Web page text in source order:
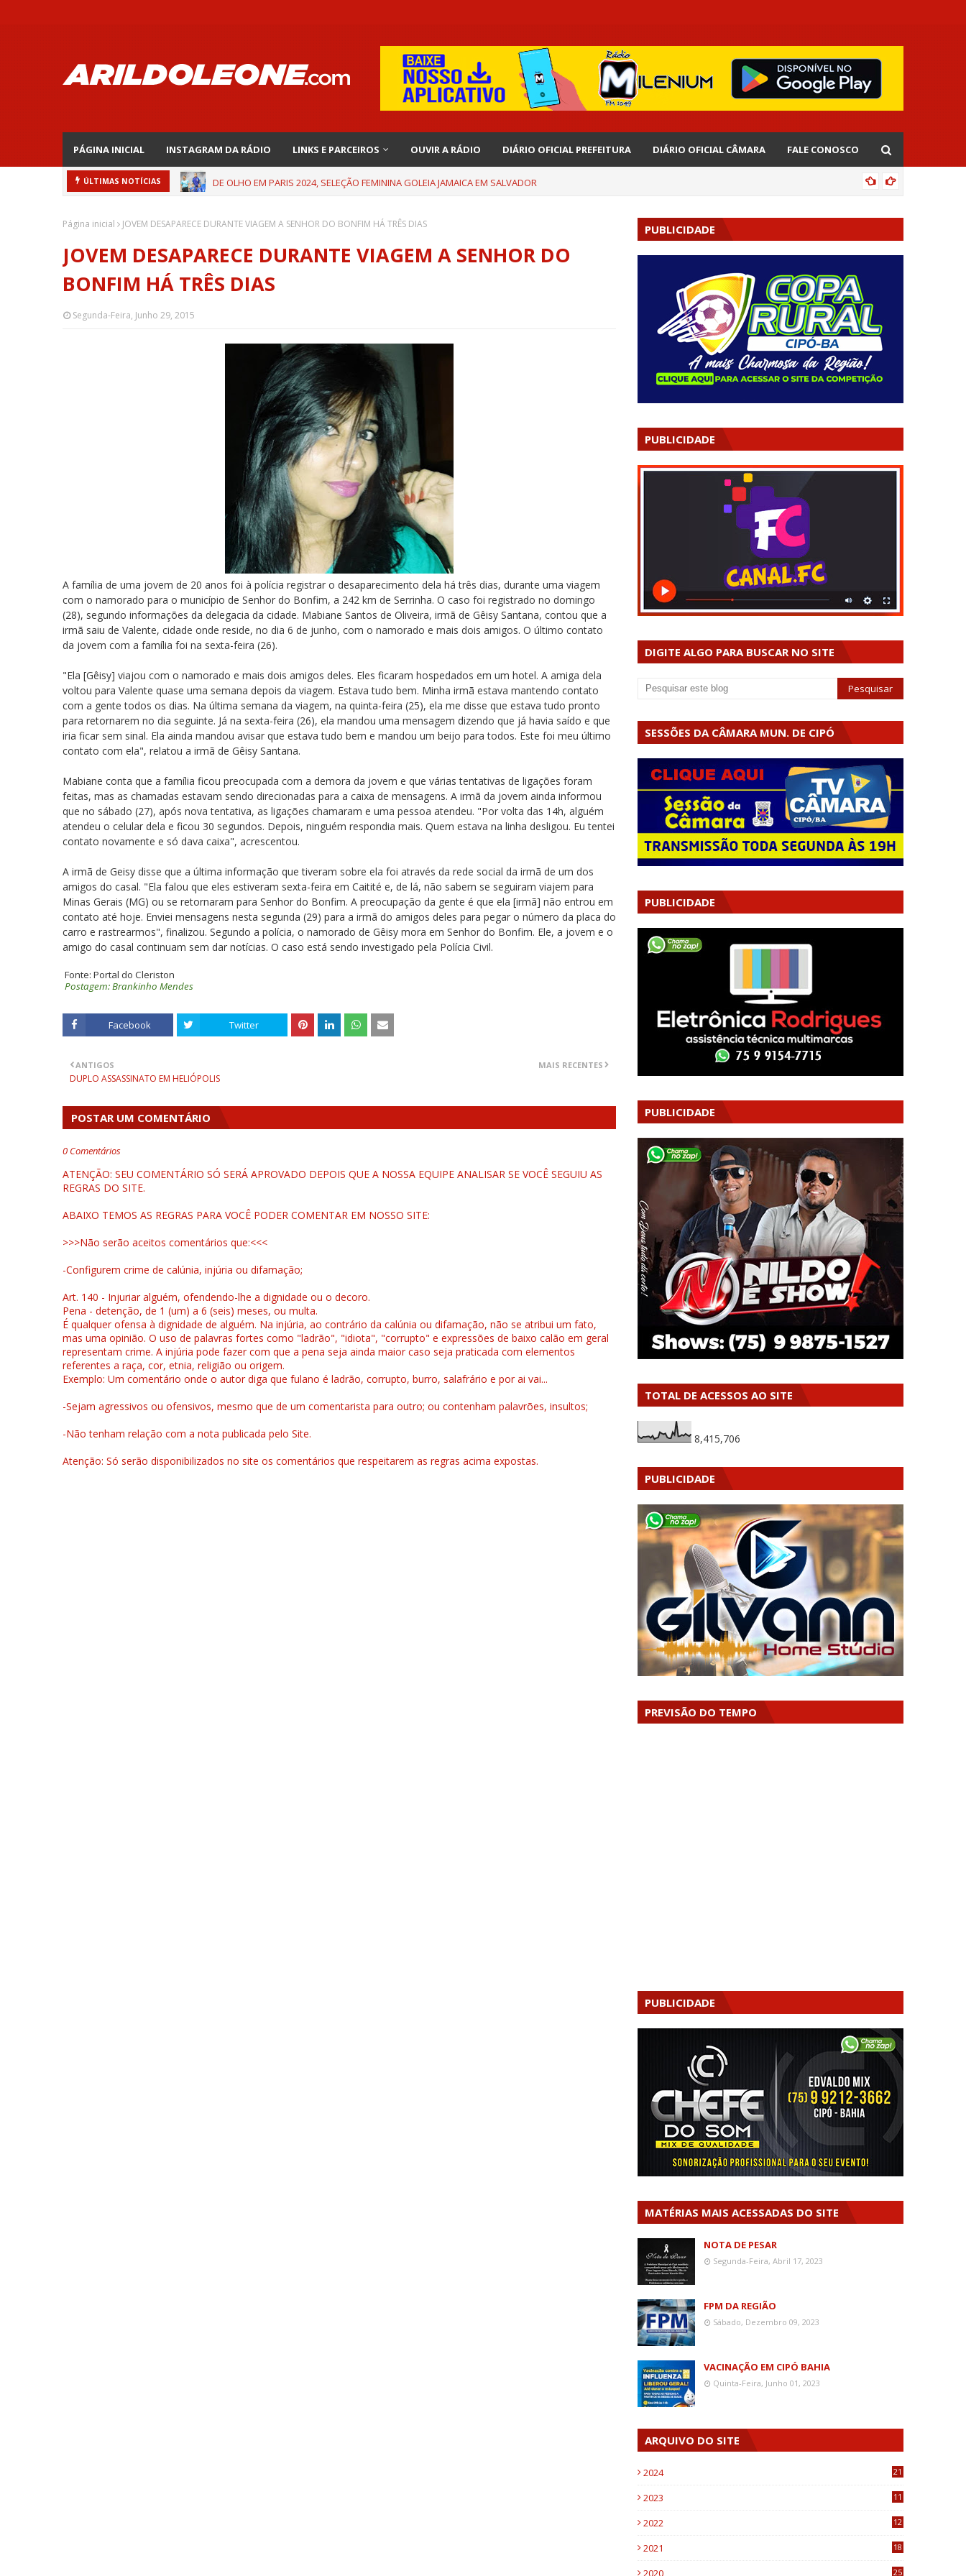
PÁGINA INICIAL INSTAGRAM DA RÁDIO LINKS E PARCEIROS OUVIR A RÁDIO DIÁRIO OFICIAL PREFEITURA DIÁRIO OFICIAL CÂMARA FALE CONOSCO
ÚLTIMAS NOTÍCIAS DE OLHO EM PARIS 2024, SELEÇÃO FEMININA GOLEIA JAMAICA EM SALVADOR
Página inicial JOVEM DESAPARECE DURANTE VIAGEM A SENHOR DO BONFIM HÁ TRÊS DIAS
JOVEM DESAPARECE DURANTE VIAGEM A SENHOR DO
BONFIM HÁ TRÊS DIAS
Segunda-Feira, Junho 29, 2015
A família de uma jovem de 20 anos foi à polícia registrar o desaparecimento dela há três dias, durante uma viagem
com o namorado para o município de Senhor do Bonfim, a 242 km de Serrinha. O caso foi registrado no domingo
(28), segundo informações da delegacia da cidade. Mabiane Santos de Oliveira, irmã de Gêisy Santana, contou que a
irmã saiu de Valente, cidade onde reside, no dia 6 de junho, com o namorado e mais dois amigos. O último contato
da jovem com a família foi na sexta-feira (26).
"Ela [Gêisy] viajou com o namorado e mais dois amigos deles. Eles ficaram hospedados em um hotel. A amiga dela
voltou para Valente quase uma semana depois da viagem. Estava tudo bem. Minha irmã estava mantendo contato
com a gente todos os dias. Na última semana da viagem, na quinta-feira (25), ela me disse que estava tudo pronto
para retornarem no dia seguinte. Já na sexta-feira (26), ela mandou uma mensagem dizendo que já havia saído e que
iria ficar sem sinal. Ela ainda mandou avisar que estava tudo bem e mandou um beijo para todos. Este foi meu último
contato com ela", relatou a irmã de Gêisy Santana.
Mabiane conta que a família ficou preocupada com a demora da jovem e que várias tentativas de ligações foram
feitas, mas as chamadas estavam sendo direcionadas para a caixa de mensagens. A irmã da jovem ainda informou
que no sábado (27), após nova tentativa, as ligações chamaram e uma pessoa atendeu. "Por volta das 14h, alguém
atendeu o celular dela e ficou 30 segundos. Depois, ninguém respondia mais. Quem estava na linha desligou. Eu tentei
contato novamente e só dava caixa", acrescentou.
A irmã de Geisy disse que a última informação que tiveram sobre ela foi através da rede social da irmã de um dos
amigos do casal. "Ela falou que eles estiveram sexta-feira em Caitité e, de lá, não sabem se seguiram viajem para
Minas Gerais (MG) ou se retornaram para Senhor do Bonfim. A preocupação da gente é que ela [irmã] não entrou em
contato até hoje. Enviei mensagens nesta segunda (29) para a irmã do amigos deles para pegar o número da placa do
carro e rastrearmos", finalizou. Segundo a polícia, o namorado de Gêisy mora em Senhor do Bonfim. Ele, a jovem e o
amigo do casal continuam sem dar notícias. O caso está sendo investigado pela Polícia Civil.
Fonte: Portal do Cleriston
Postagem: Brankinho Mendes
Facebook Twitter
MAIS RECENTES
ANTIGOS
DUPLO ASSASSINATO EM HELIÓPOLIS
POSTAR UM COMENTÁRIO
0 Comentários
ATENÇÃO: SEU COMENTÁRIO SÓ SERÁ APROVADO DEPOIS QUE A NOSSA EQUIPE ANALISAR SE VOCÊ SEGUIU AS
REGRAS DO SITE.
ABAIXO TEMOS AS REGRAS PARA VOCÊ PODER COMENTAR EM NOSSO SITE:
>>>Não serão aceitos comentários que:<<<
-Configurem crime de calúnia, injúria ou difamação;
Art. 140 - Injuriar alguém, ofendendo-lhe a dignidade ou o decoro.
Pena - detenção, de 1 (um) a 6 (seis) meses, ou multa.
É qualquer ofensa à dignidade de alguém. Na injúria, ao contrário da calúnia ou difamação, não se atribui um fato,
mas uma opinião. O uso de palavras fortes como "ladrão", "idiota", "corrupto" e expressões de baixo calão em geral
representam crime. A injúria pode fazer com que a pena seja ainda maior caso seja praticada com elementos
referentes a raça, cor, etnia, religião ou origem.
Exemplo: Um comentário onde o autor diga que fulano é ladrão, corrupto, burro, salafrário e por ai vai...
-Sejam agressivos ou ofensivos, mesmo que de um comentarista para outro; ou contenham palavrões, insultos;
-Não tenham relação com a nota publicada pelo Site.
Atenção: Só serão disponibilizados no site os comentários que respeitarem as regras acima expostas.
PUBLICIDADE
PUBLICIDADE
DIGITE ALGO PARA BUSCAR NO SITE
SESSÕES DA CÂMARA MUN. DE CIPÓ
PUBLICIDADE
PUBLICIDADE
TOTAL DE ACESSOS AO SITE
8,415,706
PUBLICIDADE
PREVISÃO DO TEMPO
PUBLICIDADE
MATÉRIAS MAIS ACESSADAS DO SITE
NOTA DE PESAR
Segunda-Feira, Abril 17, 2023
FPM DA REGIÃO
Sábado, Dezembro 09, 2023
VACINAÇÃO EM CIPÓ BAHIA
Quinta-Feira, Junho 01, 2023
ARQUIVO DO SITE
2024 21
2023
11
2022
12
2021
18
2020 25